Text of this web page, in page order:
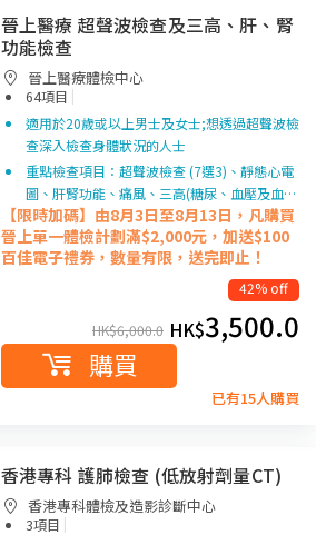
晉上醫療 超聲波檢查及三高、肝、腎
功能檢查
晉上醫療體檢中心
64項目 |
適用於20歲或以上男士及女士;想透過超聲波檢
查深入檢查身體狀況的人士
重點檢查項目：超聲波檢查 (7選3)、靜態心電
圖、肝腎功能、痛風、三高(糖尿、血壓及血…
【限時加碼】由8月3日至8月13日，凡購買
晉上單一體檢計劃滿$2,000元，加送$100
百佳電子禮券，數量有限，送完即止！
42% off
HK$6,000.0 HK$3,500.0
購買
已有15人購買
香港專科 護肺檢查 (低放射劑量CT)
香港專科體檢及造影診斷中心
3項目 |